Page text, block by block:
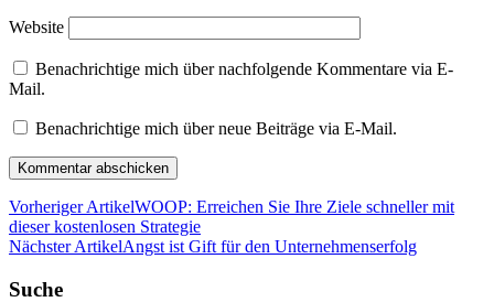
Website
Benachrichtige mich über nachfolgende Kommentare via E-
Mail.
Benachrichtige mich über neue Beiträge via E-Mail.
Vorheriger ArtikelWOOP: Erreichen Sie Ihre Ziele schneller mit
dieser kostenlosen Strategie
Nächster ArtikelAngst ist Gift für den Unternehmenserfolg
Suche